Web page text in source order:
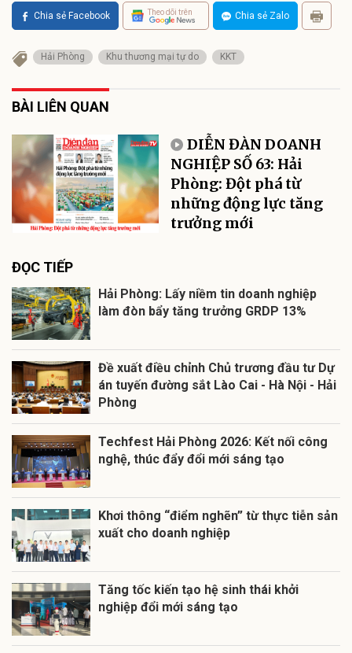
Chia sẻ Facebook Theo dõi trên Chia sẻ Zalo
Hải Phòng Khu thương mại tự do KKT
BÀI LIÊN QUAN
DIỄN ĐÀN DOANH
NGHIỆP SỐ 63: Hải
Phòng: Đột phá từ
những động lực tăng
trưởng mới
ĐỌC TIẾP
Hải Phòng: Lấy niềm tin doanh nghiệp
làm đòn bẩy tăng trưởng GRDP 13%
Đề xuất điều chỉnh Chủ trương đầu tư Dự
án tuyến đường sắt Lào Cai - Hà Nội - Hải
Phòng
Techfest Hải Phòng 2026: Kết nối công
nghệ, thúc đẩy đổi mới sáng tạo
Khơi thông “điểm nghẽn” từ thực tiễn sản
xuất cho doanh nghiệp
Tăng tốc kiến tạo hệ sinh thái khởi
nghiệp đổi mới sáng tạo